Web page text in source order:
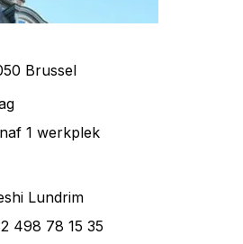
Brussel
1 werkplek
Lundrim
498 78 15 35